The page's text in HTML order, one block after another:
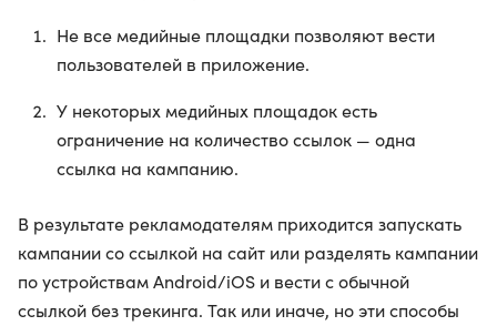
Не все медийные площадки позволяют вести
пользователей в приложение.
У некоторых медийных площадок есть
ограничение на количество ссылок — одна
ссылка на кампанию.
В результате рекламодателям приходится запускать
кампании со ссылкой на сайт или разделять кампании
по устройствам Android/iOS и вести с обычной
ссылкой без трекинга. Так или иначе, но эти способы